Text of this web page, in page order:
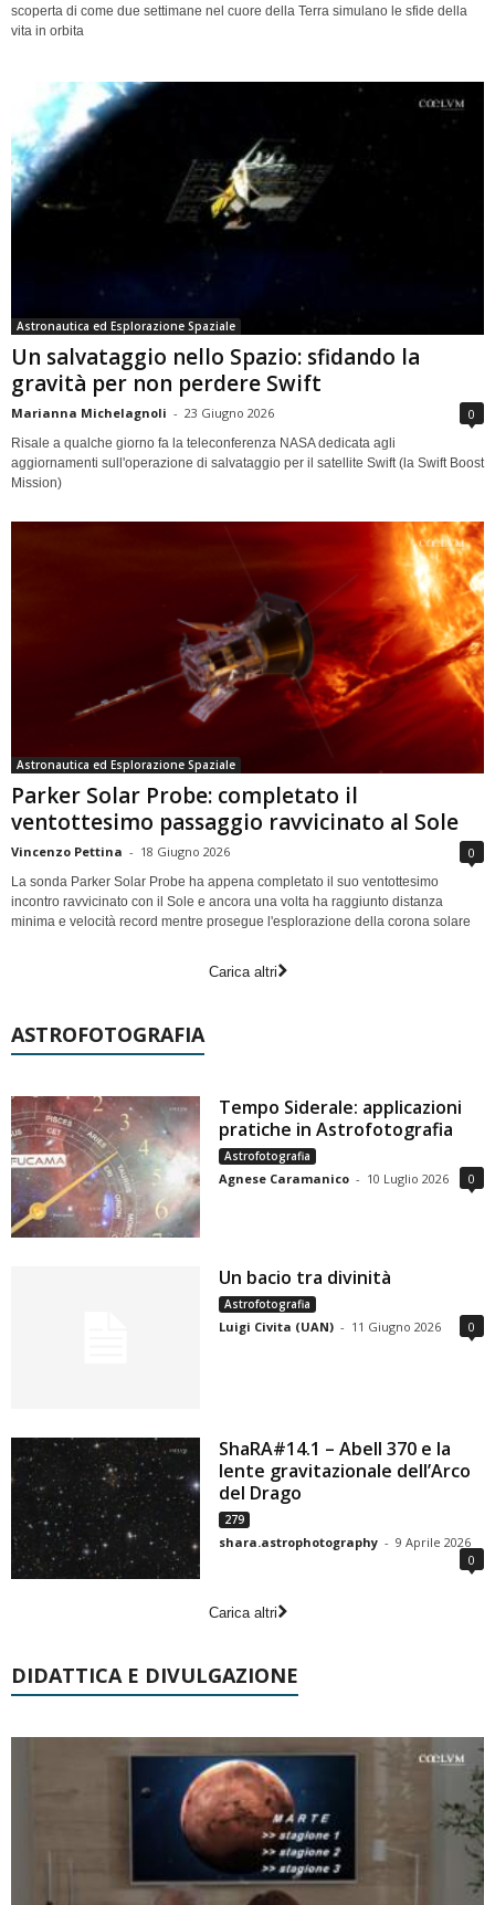
scoperta di come due settimane nel cuore della Terra simulano le sfide della
vita in orbita
Astronautica ed Esplorazione Spaziale
Un salvataggio nello Spazio: sfidando la
gravità per non perdere Swift
Marianna Michelagnoli - 23 Giugno 2026 0
Risale a qualche giorno fa la teleconferenza NASA dedicata agli
aggiornamenti sull'operazione di salvataggio per il satellite Swift (la Swift Boost
Mission)
Astronautica ed Esplorazione Spaziale
Parker Solar Probe: completato il
ventottesimo passaggio ravvicinato al Sole
Vincenzo Pettina - 18 Giugno 2026 0
La sonda Parker Solar Probe ha appena completato il suo ventottesimo
incontro ravvicinato con il Sole e ancora una volta ha raggiunto distanza
minima e velocità record mentre prosegue l'esplorazione della corona solare
Carica altri
ASTROFOTOGRAFIA
Tempo Siderale: applicazioni
pratiche in Astrofotografia
Astrofotografia
Agnese Caramanico - 10 Luglio 2026 0
Un bacio tra divinità
Astrofotografia
Luigi Civita (UAN) - 11 Giugno 2026 0
ShaRA#14.1 – Abell 370 e la
lente gravitazionale dell’Arco
del Drago
279
shara.astrophotography - 9 Aprile 2026
0
Carica altri
DIDATTICA E DIVULGAZIONE